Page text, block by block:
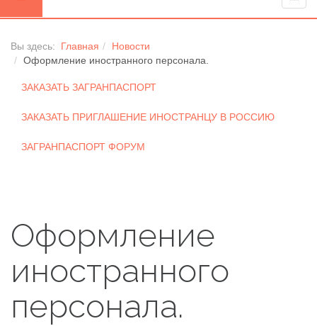
Вы здесь: Главная
Новости
Оформление иностранного персонала.
ЗАКАЗАТЬ ЗАГРАНПАСПОРТ
ЗАКАЗАТЬ ПРИГЛАШЕНИЕ ИНОСТРАНЦУ В РОССИЮ
ЗАГРАНПАСПОРТ ФОРУМ
Оформление
иностранного
персонала.